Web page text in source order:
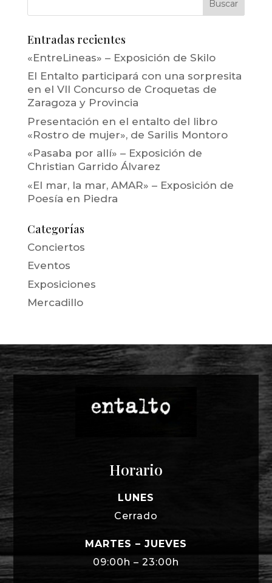
Entradas recientes
«EntreLineas» – Exposición de Skilo
El Entalto participará con una sorpresita
en el VII Concurso de Croquetas de
Zaragoza y Provincia
Presentación en el entalto del libro
«Rostro de mujer», de Sarilis Montoro
«Pasaba por allí» – Exposición de
Christian Garrido Álvarez
«El mar, la mar, AMAR» – Exposición de
Poesía en Piedra
Categorías
Conciertos
Eventos
Exposiciones
Mercadillo
Horario
LUNES
Cerrado
MARTES – JUEVES
09:00h – 23:00h